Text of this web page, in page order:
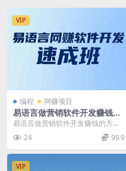
VIP
编程 网赚项目
易语言做营销软件开发赚钱的
方法
易语言做营销软件开发赚钱的方法
易语言网络赚钱软件开发培训速成
班教程 多种思路配...
24 99.9
VIP